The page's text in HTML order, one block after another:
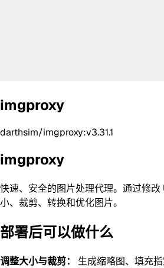
imgproxy
darthsim/imgproxy:v3.31.1
imgproxy
快速、安全的图片处理代理。通过修改
小、裁剪、转换和优化图片。
部署后可以做什么
调整大小与裁剪：
生成缩略图、填充